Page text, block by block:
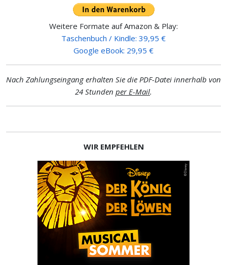
Weitere Formate auf Amazon & Play:
Taschenbuch / Kindle: 39,95 €
Google eBook: 29,95 €
Nach Zahlungseingang erhalten Sie die PDF-Datei innerhalb von
24 Stunden per E-Mail.
WIR EMPFEHLEN